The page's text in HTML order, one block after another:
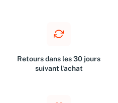
Retours dans les 30 jours
suivant l'achat